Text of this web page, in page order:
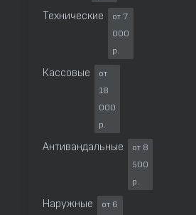
Технические
от 7
000
р.
Кассовые
от
18
000
р.
Антивандальные
от 8
500
р.
Наружные
от 6